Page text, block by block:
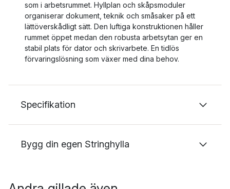
som i arbetsrummet. Hyllplan och skåpsmoduler
organiserar dokument, teknik och småsaker på ett
lättöverskådligt sätt. Den luftiga konstruktionen håller
rummet öppet medan den robusta arbetsytan ger en
stabil plats för dator och skrivarbete. En tidlös
förvaringslösning som växer med dina behov.
Specifikation
Bygg din egen Stringhylla